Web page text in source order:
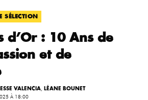
SÉLECTION
d’Or : 10 Ans de
et de
VALENCIA LÉANE BOUNET
À 18:00